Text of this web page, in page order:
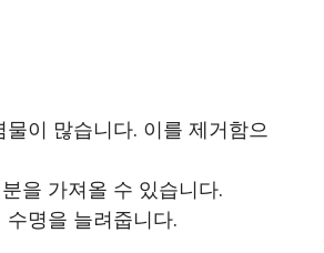
이 많습니다. 이를 제거함으
을 가져올 수 있습니다.
명을 늘려줍니다.